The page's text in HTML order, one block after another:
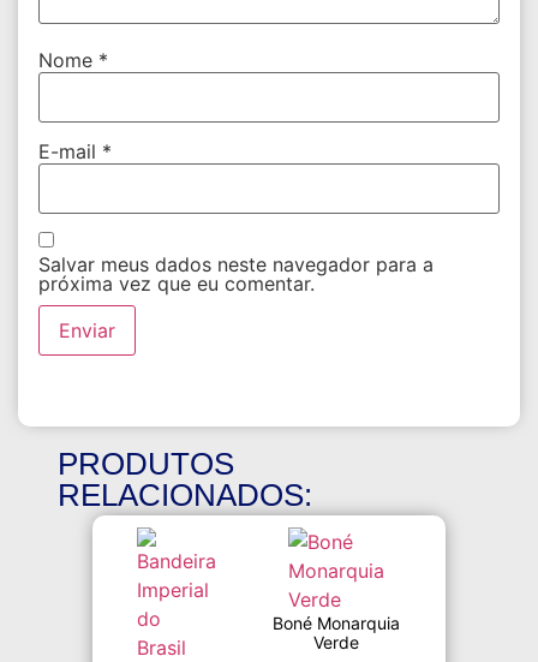
Nome *
E-mail *
Salvar meus dados neste navegador para a
próxima vez que eu comentar.
PRODUTOS
RELACIONADOS:
Boné Monarquia
Verde